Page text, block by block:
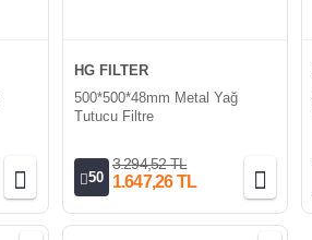
HG FILTER
500*500*48mm Metal Yağ
Tutucu Filtre
50
3.294,52 TL
1.647,26 TL